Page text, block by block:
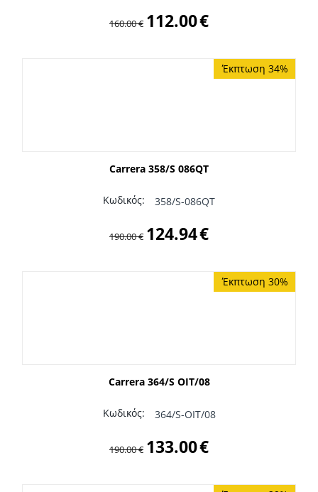
160.00€ 112.00€
Έκπτωση 34%
Carrera 358/S 086QT
Κωδικός: 358/S-086QT
190.00€ 124.94€
Έκπτωση 30%
Carrera 364/S OIT/08
Κωδικός: 364/S-OIT/08
190.00€ 133.00€